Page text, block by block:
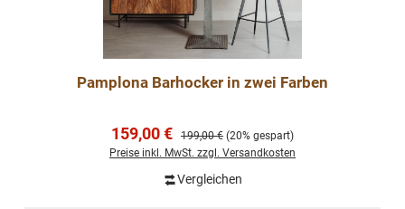
Pamplona Barhocker in zwei Farben
Verkaufspreis:
159,00 € Regulärer Preis:
199,00 € (20% gespart)
Preise inkl. MwSt. zzgl. Versandkosten
Vergleichen